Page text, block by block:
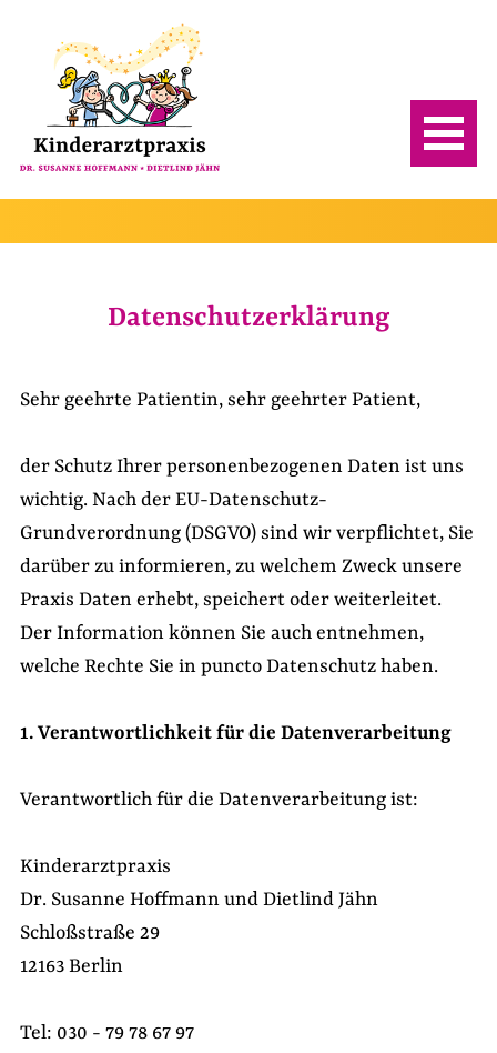
Datenschutzerklärung
Sehr geehrte Patientin, sehr geehrter Patient,
der Schutz Ihrer personenbezogenen Daten ist uns
wichtig. Nach der EU-Datenschutz-
Grundverordnung (DSGVO) sind wir verpflichtet, Sie
darüber zu informieren, zu welchem Zweck unsere
Praxis Daten erhebt, speichert oder weiterleitet.
Der Information können Sie auch entnehmen,
welche Rechte Sie in puncto Datenschutz haben.
1. Verantwortlichkeit für die Datenverarbeitung
Verantwortlich für die Datenverarbeitung ist:
Kinderarztpraxis
Dr. Susanne Hoffmann und Dietlind Jähn
Schloßstraße 29
12163 Berlin
Tel: 030 - 79 78 67 97